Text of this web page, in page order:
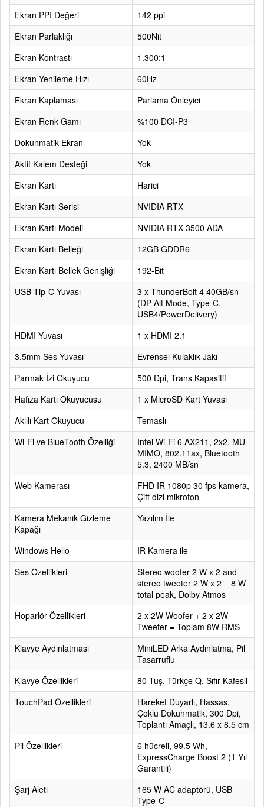
Ekran PPI Değeri
142 ppi
Ekran Parlaklığı
500Nit
Ekran Kontrastı
1.300:1
Ekran Yenileme Hızı
60Hz
Ekran Kaplaması
Parlama Önleyici
Ekran Renk Gamı
%100 DCI-P3
Dokunmatik Ekran
Yok
Aktif Kalem Desteği
Yok
Ekran Kartı
Harici
Ekran Kartı Serisi
NVIDIA RTX
Ekran Kartı Modeli
NVIDIA RTX 3500 ADA
Ekran Kartı Belleği
12GB GDDR6
Ekran Kartı Bellek Genişliği
192-Bit
USB Tip-C Yuvası
3 x ThunderBolt 4 40GB/sn
(DP Alt Mode, Type-C,
USB4/PowerDelivery)
HDMI Yuvası
1 x HDMI 2.1
3.5mm Ses Yuvası
Evrensel Kulaklık Jakı
Parmak İzi Okuyucu
500 Dpi, Trans Kapasitif
Hafıza Kartı Okuyucusu
1 x MicroSD Kart Yuvası
Akıllı Kart Okuyucu
Temaslı
Wi-Fi ve BlueTooth Özelliği
Intel Wi-Fi 6 AX211, 2x2, MU-
MIMO, 802.11ax, Bluetooth
5.3, 2400 MB/sn
Web Kamerası
FHD IR 1080p 30 fps kamera,
Çift dizi mikrofon
Kamera Mekanik Gizleme
Kapağı
Yazılım İle
Windows Hello
IR Kamera ile
Ses Özellikleri
Stereo woofer 2 W x 2 and
stereo tweeter 2 W x 2 = 8 W
total peak, Dolby Atmos
Hoparlör Özellikleri
2 x 2W Woofer + 2 x 2W
Tweeter = Toplam 8W RMS
Klavye Aydınlatması
MiniLED Arka Aydınlatma, Pil
Tasarruflu
Klavye Özellikleri
80 Tuş, Türkçe Q, Sıfır Kafesli
TouchPad Özellikleri
Hareket Duyarlı, Hassas,
Çoklu Dokunmatik, 300 Dpi,
Toplantı Amaçlı, 13.6 x 8.5 cm
Pil Özellikleri
6 hücreli, 99.5 Wh,
ExpressCharge Boost 2 (1 Yıl
Garantili)
Şarj Aleti
165 W AC adaptörü, USB
Type-C